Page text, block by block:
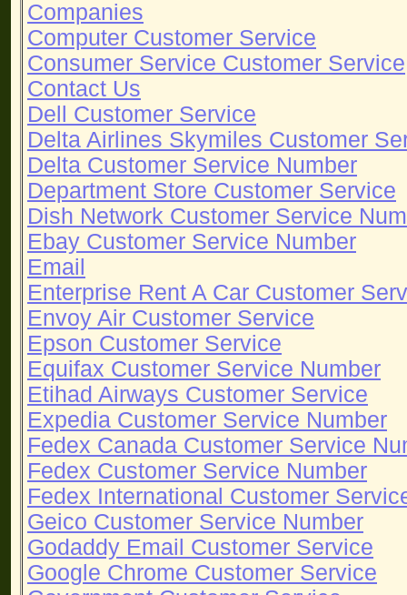
Companies
Computer Customer Service
Consumer Service Customer Service
Contact Us
Dell Customer Service
Delta Airlines Skymiles Customer
Delta Customer Service Number
Department Store Customer Service
Dish Network Customer Service
Ebay Customer Service Number
Email
Enterprise Rent A Car Customer
Envoy Air Customer Service
Epson Customer Service
Equifax Customer Service Number
Etihad Airways Customer Service
Expedia Customer Service Number
Fedex Canada Customer Service
Fedex Customer Service Number
Fedex International Customer
Geico Customer Service Number
Godaddy Email Customer Service
Google Chrome Customer Service